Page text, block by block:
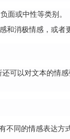
面或中性等类别。
和消极情感，或
可以对文本的情
不同的情感表达